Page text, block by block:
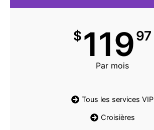
$11997
Par mois
Tous les services VIP
Croisières